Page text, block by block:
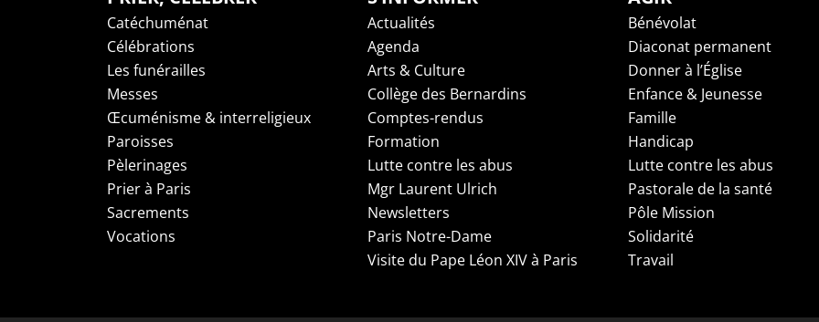
Catéchuménat
Célébrations
Les funérailles
Messes
Œcuménisme & interreligieux
Paroisses
Pèlerinages
Prier à Paris
Sacrements
Vocations
Actualités
Agenda
Arts & Culture
Collège des Bernardins
Comptes-rendus
Formation
Lutte contre les abus
Mgr Laurent Ulrich
Newsletters
Paris Notre-Dame
Visite du Pape Léon XIV à Paris
Bénévolat
Diaconat permanent
Donner à l’Église
Enfance & Jeunesse
Famille
Handicap
Lutte contre les abus
Pastorale de la santé
Pôle Mission
Solidarité
Travail